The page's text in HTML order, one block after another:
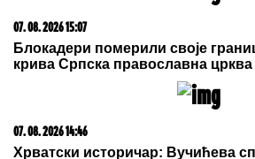
савезу Загреба, Тиране и